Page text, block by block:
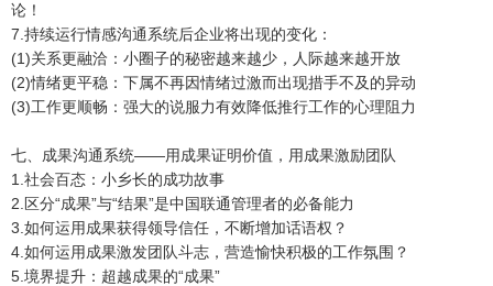
论！
7.持续运行情感沟通系统后企业将出现的变化：
(1)关系更融洽：小圈子的秘密越来越少，人际越来越开放
(2)情绪更平稳：下属不再因情绪过激而出现措手不及的异动
(3)工作更顺畅：强大的说服力有效降低推行工作的心理阻力
七、成果沟通系统——用成果证明价值，用成果激励团队
1.社会百态：小乡长的成功故事
2.区分“成果”与“结果”是中国联通管理者的必备能力
3.如何运用成果获得领导信任，不断增加话语权？
4.如何运用成果激发团队斗志，营造愉快积极的工作氛围？
5.境界提升：超越成果的“成果”